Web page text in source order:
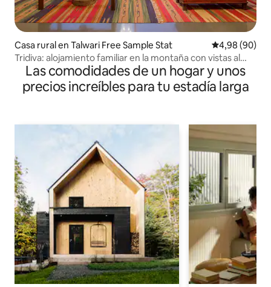
Casa rural en Talwari Free Sample Stat Calificación
4,98 (90)
Tridiva: alojamiento familiar en la montaña con vistas al
Himalaya
Las comodidades de un hogar y unos
precios increíbles para tu estadía larga